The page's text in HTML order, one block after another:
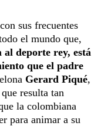
sus frecuentes
el mundo que,
al deporte rey, está
que el padre
Gerard Piqué,
resulta tan
la colombiana
para animar a su